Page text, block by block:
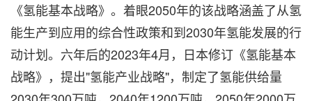
《氢能基本战略》。着眼2050年的该战略涵盖了从氢
能生产到应用的综合性政策和到2030年氢能发展的行
动计划。六年后的2023年4月，日本修订《氢能基本
战略》，提出"氢能产业战略"，制定了氢能供给量